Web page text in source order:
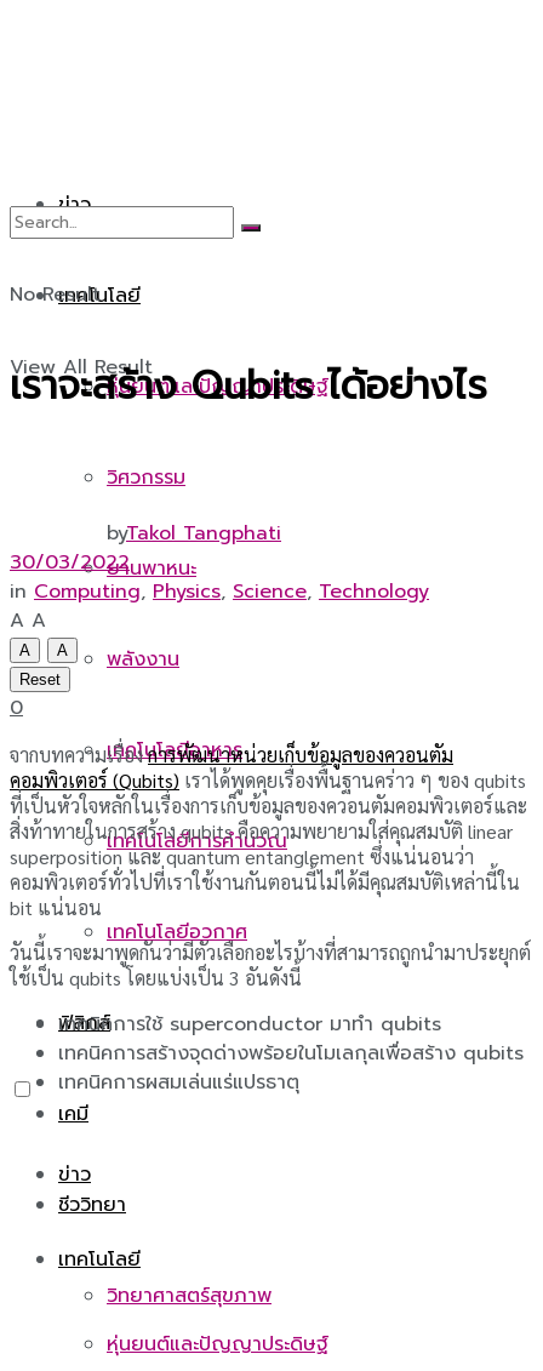
ข่าว
เทคโนโลยี
หุ่นยนต์และปัญญาประดิษฐ์
วิศวกรรม
ยานพาหนะ
พลังงาน
เทคโนโลยีอาหาร
เทคโนโลยีการคำนวณ
เทคโนโลยีอวกาศ
ฟิสิกส์
เคมี
ชีววิทยา
วิทยาศาสตร์สุขภาพ
ข่าว
เทคโนโลยี
หุ่นยนต์และปัญญาประดิษฐ์
No Result
View All Result
เราจะสร้าง Qubits ได้อย่างไร
byTakol Tangphati
30/03/2022
in Computing, Physics, Science, Technology
A A
A
A
Reset
0
จากบทความเรื่องการพัฒนาหน่วยเก็บข้อมูลของควอนตัม
คอมพิวเตอร์ (Qubits) เราได้พูดคุยเรื่องพื้นฐานคร่าว ๆ ของ qubits
ที่เป็นหัวใจหลักในเรื่องการเก็บข้อมูลของควอนตัมคอมพิวเตอร์และ
สิ่งท้าทายในการสร้าง qubits คือความพยายามใส่คุณสมบัติ linear
superposition และ quantum entanglement ซึ่งแน่นอนว่า
คอมพิวเตอร์ทั่วไปที่เราใช้งานกันตอนนี้ไม่ได้มีคุณสมบัติเหล่านี้ใน
bit แน่นอน
วันนี้เราจะมาพูดกันว่ามีตัวเลือกอะไรบ้างที่สามารถถูกนำมาประยุกต์
ใช้เป็น qubits โดยแบ่งเป็น 3 อันดังนี้
เทคนิคการใช้ superconductor มาทำ qubits
เทคนิคการสร้างจุดด่างพร้อยในโมเลกุลเพื่อสร้าง qubits
เทคนิคการผสมเล่นแร่แปรธาตุ